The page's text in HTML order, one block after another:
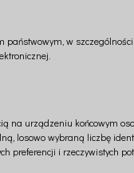
w
na urządzeniu końcowym
losowo wybraną liczbę
preferencji i rzeczywistych